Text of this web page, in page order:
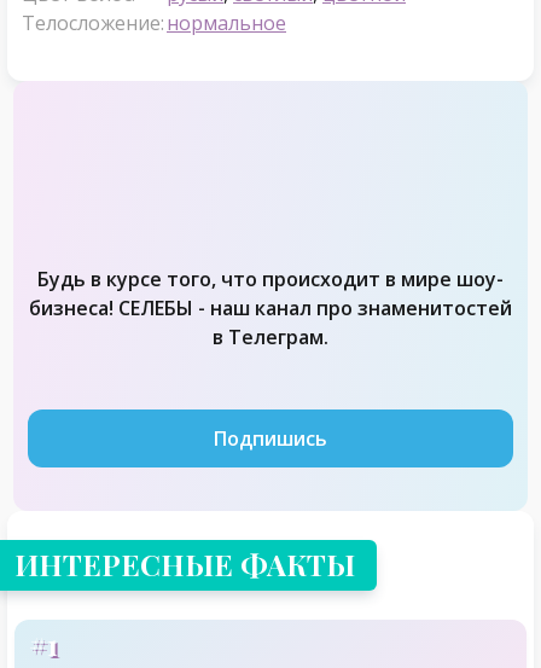
Телосложение:нормальное
Будь в курсе того, что происходит в мире шоу-
бизнеса! СЕЛЕБЫ - наш канал про знаменитостей
в Телеграм.
Подпишись
ИНТЕРЕСНЫЕ ФАКТЫ
#1